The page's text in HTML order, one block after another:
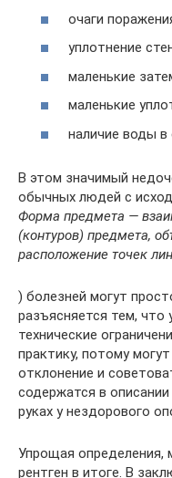
очаги
уплотнение
маленькие
маленькие
наличие воды в
В этом значимый
обычных людей с
Форма предмета —
(контуров) предмета,
расположение точек
) болезней могут
разъясняется тем, что
технические
практику, потому
отклонение и
содержатся в
руках у нездорового
Упрощая определения,
рентген в итоге. В